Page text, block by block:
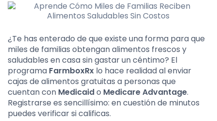
¿Te has enterado de que existe una forma para que
miles de familias obtengan alimentos frescos y
saludables en casa sin gastar un céntimo? El
programa FarmboxRx lo hace realidad al enviar
cajas de alimentos gratuitas a personas que
cuentan con Medicaido Medicare Advantage.
Registrarse es sencillísimo: en cuestión de minutos
puedes verificar si calificas.